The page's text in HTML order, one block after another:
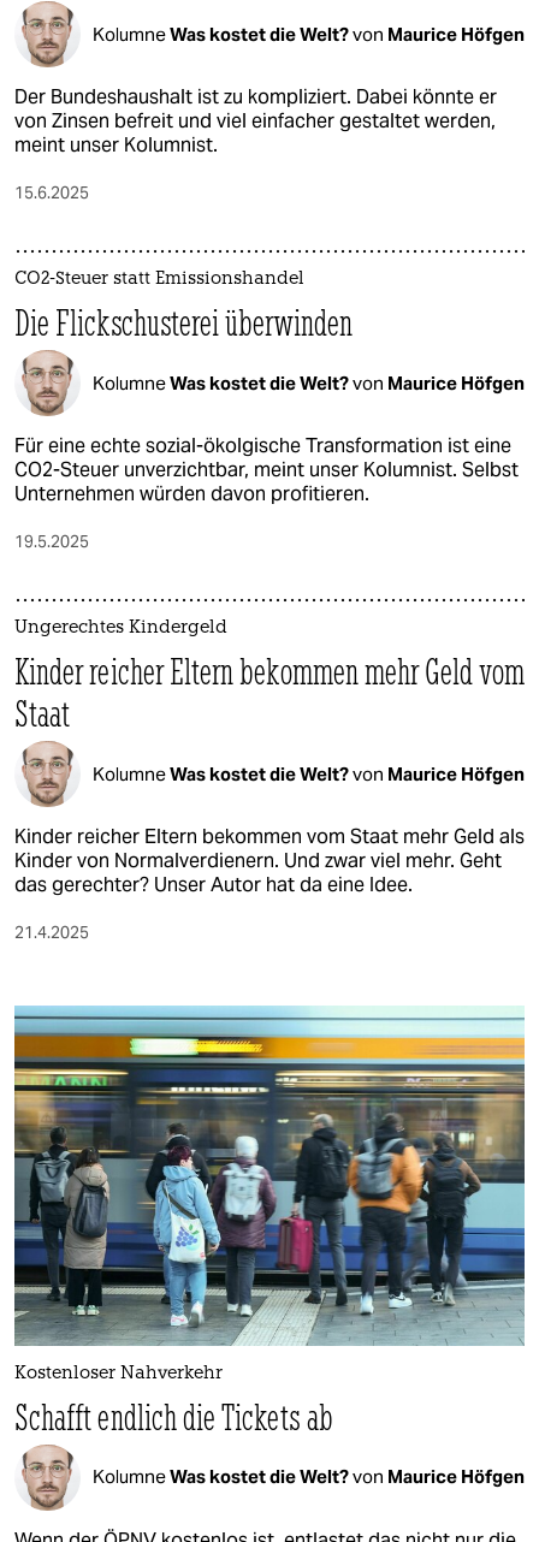
KolumneWas kostet die Welt?von Maurice Höfgen
Der Bundeshaushalt ist zu kompliziert. Dabei könnte er
von Zinsen befreit und viel einfacher gestaltet werden,
meint unser Kolumnist.
15.6.2025
CO2-Steuer statt Emissionshandel
Die Flickschusterei überwinden
KolumneWas kostet die Welt?von Maurice Höfgen
Für eine echte sozial-ökolgische Transformation ist eine
CO2-Steuer unverzichtbar, meint unser Kolumnist. Selbst
Unternehmen würden davon profitieren.
19.5.2025
Ungerechtes Kindergeld
Kinder reicher Eltern bekommen mehr Geld vom
Staat
KolumneWas kostet die Welt?von Maurice Höfgen
Kinder reicher Eltern bekommen vom Staat mehr Geld als
Kinder von Normalverdienern. Und zwar viel mehr. Geht
das gerechter? Unser Autor hat da eine Idee.
21.4.2025
Kostenloser Nahverkehr
Schafft endlich die Tickets ab
KolumneWas kostet die Welt?von Maurice Höfgen